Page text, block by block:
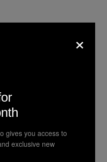
un club gay
en Londres
sorprendente de
×
gives you access to
exclusive new